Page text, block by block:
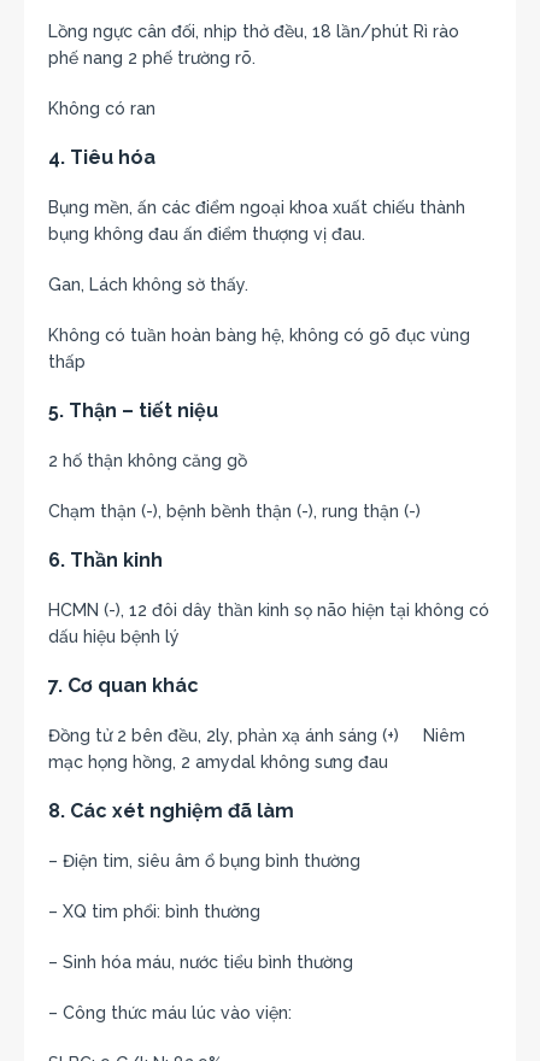
Lồng ngực cân đối, nhịp thở đều, 18 lần/phút Rì rào
phế nang 2 phế trường rõ.
Không có ran
4. Tiêu hóa
Bụng mền, ấn các điểm ngoại khoa xuất chiếu thành
bụng không đau ấn điểm thượng vị đau.
Gan, Lách không sờ thấy.
Không có tuần hoàn bàng hệ, không có gõ đục vùng
thấp
5. Thận – tiết niệu
2 hố thận không căng gồ
Chạm thận (-), bệnh bềnh thận (-), rung thận (-)
6. Thần kinh
HCMN (-), 12 đôi dây thần kinh sọ não hiện tại không có
dấu hiệu bệnh lý
7. Cơ quan khác
Đồng tử 2 bên đều, 2ly, phản xạ ánh sáng (+) Niêm
mạc họng hồng, 2 amydal không sưng đau
8. Các xét nghiệm đã làm
– Điện tim, siêu âm ổ bụng bình thường
– XQ tim phổi: bình thường
– Sinh hóa máu, nước tiểu bình thường
– Công thức máu lúc vào viện: